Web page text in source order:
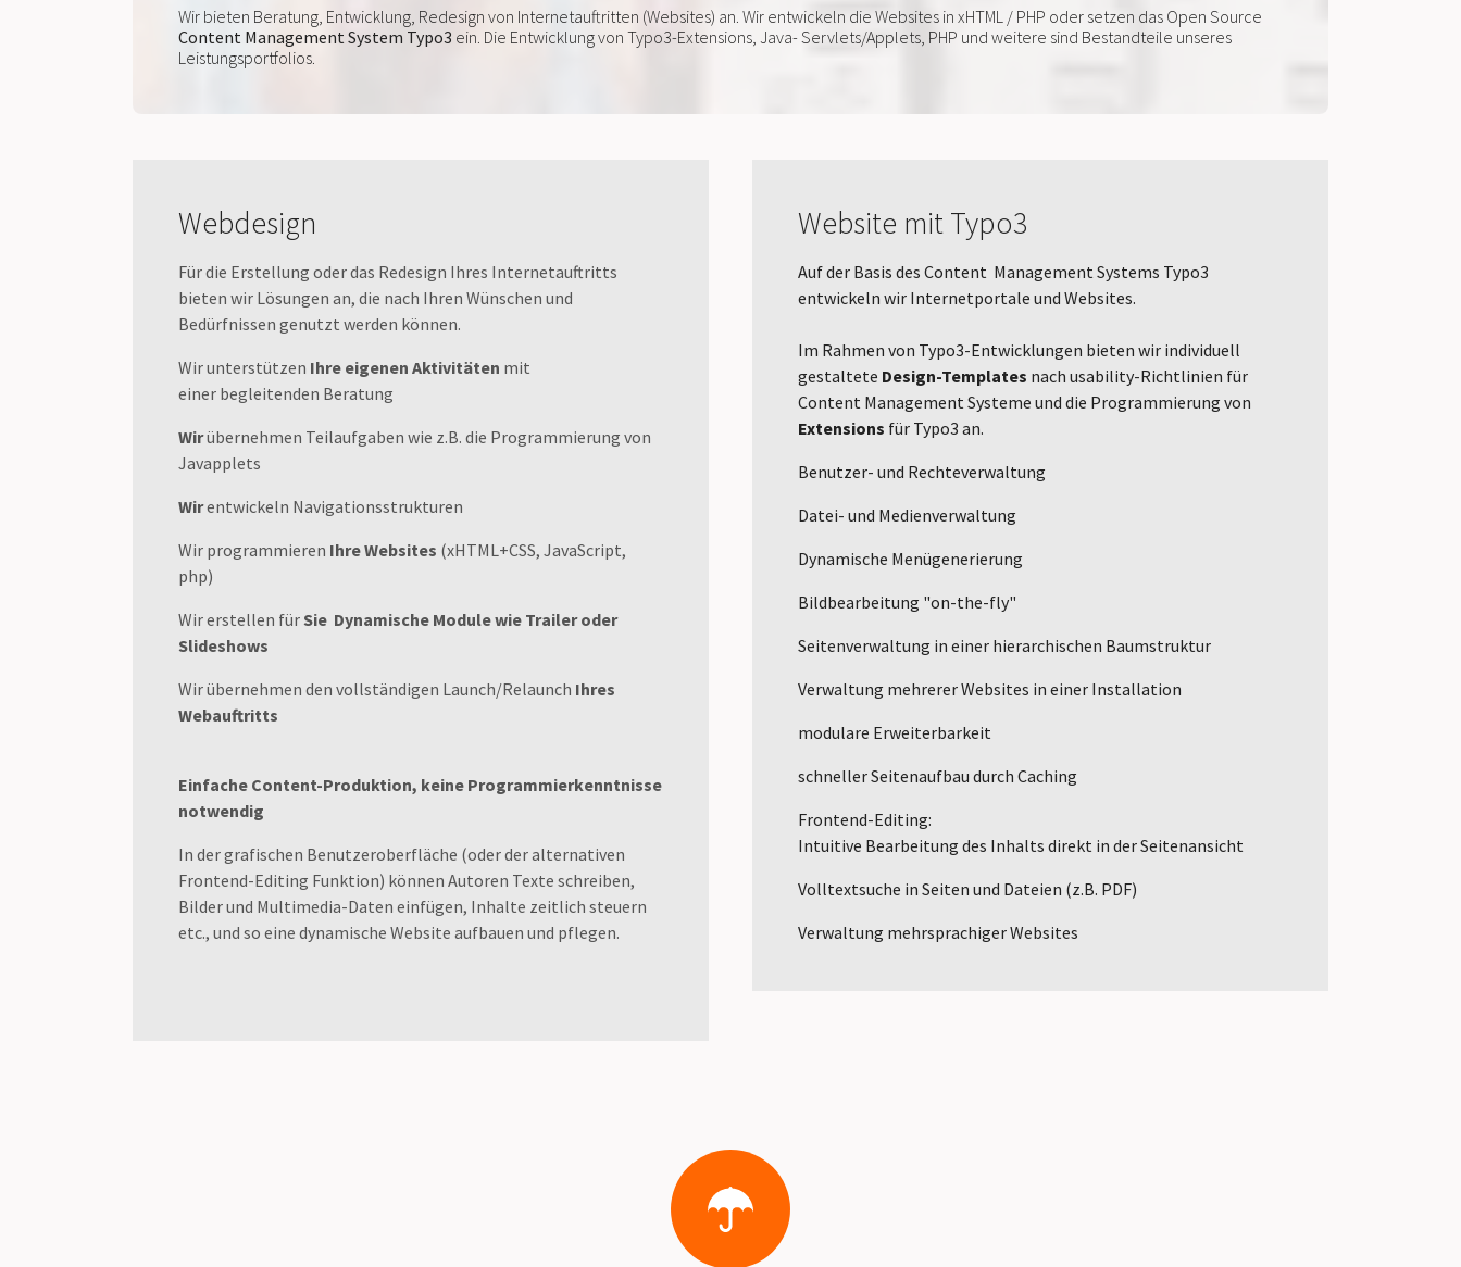
Wir bieten Beratung, Entwicklung, Redesign von Internetauftritten (Websites) an. Wir entwickeln die Websites in xHTML / PHP oder setzen das Open Source
Content Management System Typo3 ein. Die Entwicklung von Typo3-Extensions, Java- Servlets/Applets, PHP und weitere sind Bestandteile unseres
Leistungsportfolios.
Webdesign
Für die Erstellung oder das Redesign Ihres Internetauftritts
bieten wir Lösungen an, die nach Ihren Wünschen und
Bedürfnissen genutzt werden können.
Wir unterstützen Ihre eigenen Aktivitäten mit
einer begleitenden Beratung
Wirübernehmen Teilaufgaben wie z.B. die Programmierung von
Javapplets
Wirentwickeln Navigationsstrukturen
Wir programmieren Ihre Websites (xHTML+CSS, JavaScript,
php)
Wir erstellen fürSie Dynamische Module wie Trailer oder
Slideshows
Wir übernehmen den vollständigen Launch/Relaunch Ihres
Webauftritts
Einfache Content-Produktion, keine Programmierkenntnisse
notwendig
In der grafischen Benutzeroberfläche (oder der alternativen
Frontend-Editing Funktion) können Autoren Texte schreiben,
Bilder und Multimedia-Daten einfügen, Inhalte zeitlich steuern
etc., und so eine dynamische Website aufbauen und pflegen.
Website mit Typo3
Auf der Basis des Content Management Systems Typo3
entwickeln wir Internetportale und Websites.
Im Rahmen von Typo3-Entwicklungen bieten wir individuell
gestaltete Design-Templates nach usability-Richtlinien für
Content Management Systeme und die Programmierung von
Extensions für Typo3 an.
Benutzer- und Rechteverwaltung
Datei- und Medienverwaltung
Dynamische Menügenerierung
Bildbearbeitung "on-the-fly"
Seitenverwaltung in einer hierarchischen Baumstruktur
Verwaltung mehrerer Websites in einer Installation
modulare Erweiterbarkeit
schneller Seitenaufbau durch Caching
Frontend-Editing:
Intuitive Bearbeitung des Inhalts direkt in der Seitenansicht
Volltextsuche in Seiten und Dateien (z.B. PDF)
Verwaltung mehrsprachiger Websites